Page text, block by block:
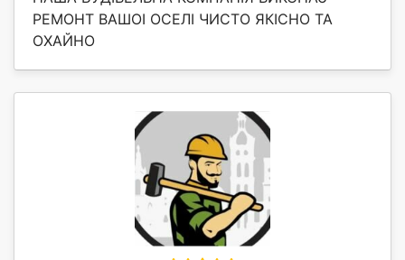
РЕМОНТ ВАШОІ ОСЕЛІ ЧИСТО ЯКІСНО ТА
ОХАЙНО